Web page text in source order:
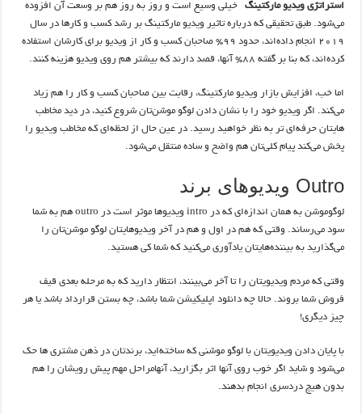
استراتژی ویدیو مارکتینگ خیلی وسیع است و روز به روز هم بر وسعت آن افزوده
می‌شود. طبق تحقیقی که درباره تاثیر ویدیو مارکتینگ بر رشد کسب و کارها در سال
۲۰۱۹ انجام داده‌اند، حدود ۹۹% صاحبان کسب و کار از ویدیو برای کارشان استفاده
کرده‌اند، که بنا بر گفته ۸۸% آنها، قصد دارند که بیشتر هم روی ویدیو هزینه کنند.
اما خب، افزایش بازار ویدیو مارکتینگ، رقابت بین صاحبان کسب و کار را هم زیاد
می‌کند. اگر ویدیو خود را با نشان دادن لوگو موشن‌تان شروع کنید، در دید مخاطب
هایتان حرفه‌ای تر به نظر خواهید رسید. در عین حال از لحظه‌ای که مخاطب ویدیو را
پخش می‌کند پیام کلی‌تان هم واضح و ساده منتقل می‌شود.
Outro ویدیوهای برند
لوگوموشن به همان اندازه‌ای که در intro ویدیوها موثر است در outro هم به شما
سود می‌رساند. وقتی که هم در اول و هم در آخر ویدیوهایتان لوگو موشن‌تان را
می‌گذارید به بیننده‌هایتان یاد‌آوری می‌کنید که شما کی هستید.
وقتی که مردم ویدیویتان را تا آخر می‌بینند، انتظار دارید که به مرحله بعدی قیف
فروش شما بروند. حالا چه دانلود اپلیکیشن شما باشد، چه بستن قرارداد باشد یا هر
چیز دیگری!
با پایان دادن ویدیویتان با لوگو موشنی که ساخته‌اید، برندتان در ذهن مشتری ها حک
می‌شود و شاید اگر خوب روی آنها اثر بگزارید، آنهامراحل مهم پیش رویشان را هم
بدون هیچ دردسری انجام بدهند.